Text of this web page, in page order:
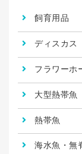
飼育用品
ディスカス
フラワーホ
大型熱帯魚
熱帯魚
海水魚・無